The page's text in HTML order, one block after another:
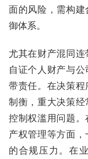
面的风险，需构
御体系。
尤其在财产混同
自证个人财产与
带责任。在决策
制衡，重大决策
控制权滥用问题
产权管理等方面
的合规压力。在